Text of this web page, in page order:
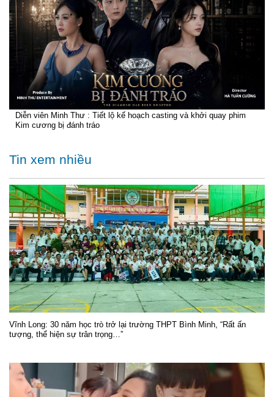
Diễn viên Minh Thư : Tiết lộ kế hoạch casting và khởi quay phim
Kim cương bị đánh tráo
Tin xem nhiều
Vĩnh Long: 30 năm học trò trở lại trường THPT Bình Minh, “Rất ấn
tượng, thể hiện sự trân trọng…”